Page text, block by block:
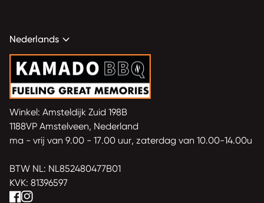
Nederlands expand_more
Home
Winkel: Amsteldijk Zuid 198B
1188VP Amstelveen, Nederland
ma - vrij van 9.00 - 17.00 uur, zaterdag van 10.00-14.00u
BTW NL: NL852480477B01
KVK: 81396597
Facebook
(link opent in nieuw tabblad/venster)
(link opent in nieuw tabblad/venster)
Instagram
(link opent in nieuw tabblad/venster)
(link opent in nieuw tabblad/venster)